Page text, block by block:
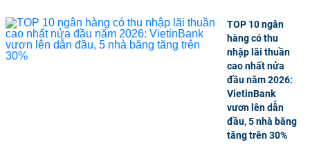
TOP 10 ngân
hàng có thu
nhập lãi thuần
cao nhất nửa
đầu năm 2026:
VietinBank
vươn lên dẫn
đầu, 5 nhà băng
tăng trên 30%